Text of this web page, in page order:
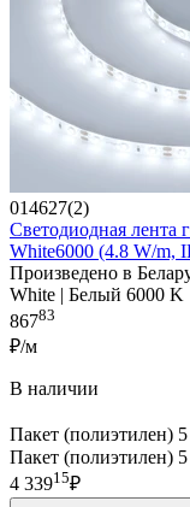
014627(2)
Светодиодная лента
White6000 (4.8 W/m,
Произведено в
White | Белый 6000 K
86783
₽/м
В наличии
Пакет (полиэтилен)
Пакет (полиэтилен)
4 33915₽